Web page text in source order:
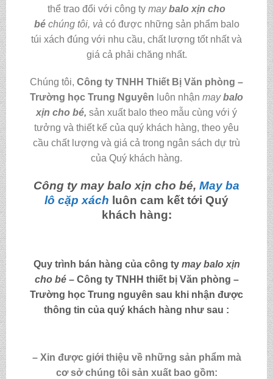
thể trao đổi với công ty maybalo xịn cho
bé chúng tôi, và có được những sản phẩm balo
túi xách đúng với nhu cầu, chất lượng tốt nhất và
giá cả phải chăng nhất.
Chúng tôi, Công ty TNHH Thiết Bị Văn phòng –
Trường học Trung Nguyên luôn nhận maybalo
xịn cho bé, sản xuất balo theo mẫu cùng với ý
tưởng và thiết kế của quý khách hàng, theo yêu
cầu chất lượng và giá cả trong ngân sách dự trù
của Quý khách hàng.
Công ty may balo xịn cho bé, May ba
lô cặp xách luôn cam kết tới Quý
khách hàng:
Quy trình bán hàng của công tymaybalo xịn
cho bé – Công ty TNHH thiết bị Văn phòng –
Trường học Trung nguyên sau khi nhận được
thông tin của quý khách hàng như sau :
– Xin được giới thiệu về những sản phẩm mà
cơ sở chúng tôi sản xuất bao gồm: